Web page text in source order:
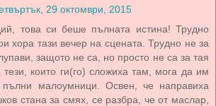
29 октомври, 2015
това си беше пълната истина! Трудно
хора тази вечер на сцената. Трудно не за
защото не са, но просто не са за тая
които ги(го) сложиха там, мога да им
малоумници. Освен, че направиха
стана за смях, се разбра, че от маслар,